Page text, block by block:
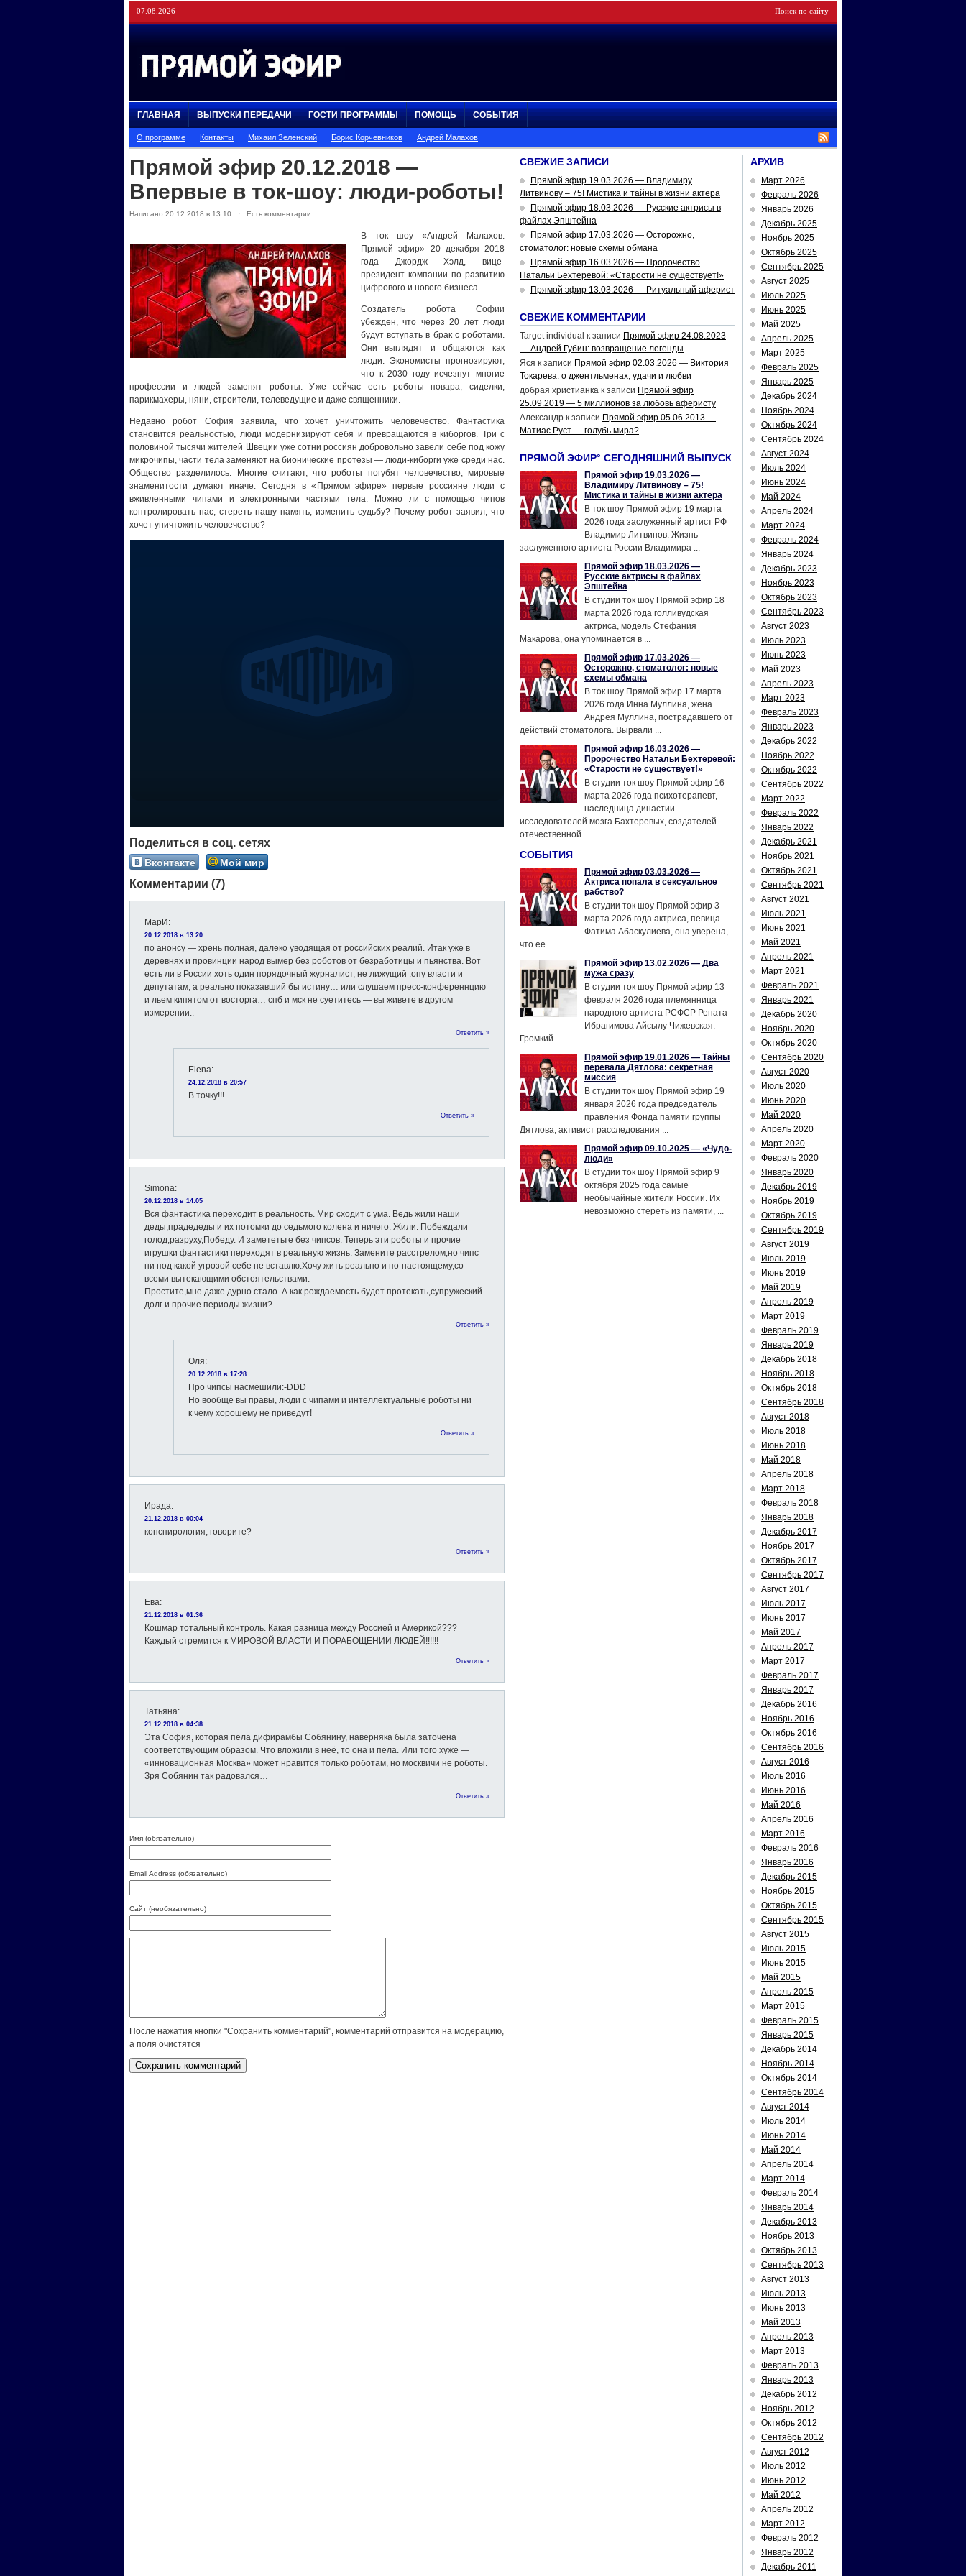
07.08.2026
ГЛАВНАЯ ВЫПУСКИ ПЕРЕДАЧИ ГОСТИ ПРОГРАММЫ ПОМОЩЬ СОБЫТИЯ
О программе Контакты Михаил Зеленский Борис Корчевников Андрей Малахов
Прямой эфир 20.12.2018 —
Впервые в ток-шоу: люди-роботы!
Написано 20.12.2018 в 13:10 · Есть комментарии
В ток шоу «Андрей Малахов.
Прямой эфир» 20 декабря 2018
года Джордж Хэлд, вице-
президент компании по развитию
цифрового и нового бизнеса.
Создатель робота Софии
убежден, что через 20 лет люди
будут вступать в брак с роботами.
Они выглядят и общаются как
люди. Экономисты прогнозируют,
что к 2030 году исчезнут многие
профессии и людей заменят роботы. Уже сейчас есть роботы повара, сиделки,
парикмахеры, няни, строители, телеведущие и даже священники.
Недавно робот София заявила, что хочет уничтожить человечество. Фантастика
становится реальностью, люди модернизируют себя и превращаются в киборгов. Три с
половиной тысячи жителей Швеции уже сотни россиян добровольно завели себе под кожу
микрочипы, части тела заменяют на бионические протезы — люди-киборги уже среди нас.
Общество разделилось. Многие считают, что роботы погубят человечество, мировые
знаменитости думают иначе. Сегодня в «Прямом эфире» первые россияне люди с
вживленными чипами и электронными частями тела. Можно ли с помощью чипов
контролировать нас, стереть нашу память, изменить судьбу? Почему робот заявил, что
хочет уничтожить человечество?
Поделиться в соц. сетях
Вконтакте Мой мир
Комментарии (7)
МарИ :
20.12.2018 в 13:20
по анонсу — хрень полная, далеко уводящая от российских реалий. Итак уже в
деревнях и провинции народ вымер без роботов от безработицы и пьянства. Вот
есть ли в России хоть один порядочный журналист, не лижущий .опу власти и
депутатам, а реально показавший бы истину… или слушаем пресс-конференнцию
и льем кипятом от восторга… спб и мск не суетитесь — вы живете в другом
измерении..
Ответить »
Elena:
24.12.2018 в 20:57
В точку!!!
Ответить »
Simona:
20.12.2018 в 14:05
Вся фантастика переходит в реальность. Мир сходит с ума. Ведь жили наши
деды,прадедеды и их потомки до седьмого колена и ничего. Жили. Побеждали
голод,разруху,Победу. И замететьте без чипсов. Теперь эти роботы и прочие
игрушки фантастики переходят в реальную жизнь. Замените расстрелом,но чипс
ни под какой угрозой себе не вставлю.Хочу жить реально и по-настоящему,со
всеми вытекающими обстоятельствами.
Простите,мне даже дурно стало. А как рождаемость будет протекать,супружеский
долг и прочие периоды жизни?
Ответить »
Оля:
20.12.2018 в 17:28
Про чипсы насмешили:-DDD
Но вообще вы правы, люди с чипами и интеллектуальные роботы ни
к чему хорошему не приведут!
Ответить »
Ирада:
21.12.2018 в 00:04
конспирология, говорите?
Ответить »
Ева:
21.12.2018 в 01:36
Кошмар тотальный контроль. Какая разница между Россией и Америкой???
Каждый стремится к МИРОВОЙ ВЛАСТИ И ПОРАБОЩЕНИИ ЛЮДЕЙ!!!!!!
Ответить »
Татьяна:
21.12.2018 в 04:38
Эта София, которая пела дифирамбы Собянину, наверняка была заточена
соответствующим образом. Что вложили в неё, то она и пела. Или того хуже —
«инновационная Москва» может нравится только роботам, но москвичи не роботы.
Зря Собянин так радовался…
Ответить »
Имя (обязательно)
Email Address (обязательно)
Сайт (необязательно)
После нажатия кнопки "Сохранить комментарий", комментарий отправится на модерацию,
а поля очистятся
СВЕЖИЕ ЗАПИСИ
Прямой эфир 19.03.2026 — Владимиру
Литвинову – 75! Мистика и тайны в жизни актера
Прямой эфир 18.03.2026 — Русские актрисы в
файлах Эпштейна
Прямой эфир 17.03.2026 — Осторожно,
стоматолог: новые схемы обмана
Прямой эфир 16.03.2026 — Пророчество
Натальи Бехтеревой: «Старости не существует!»
Прямой эфир 13.03.2026 — Ритуальный аферист
СВЕЖИЕ КОММЕНТАРИИ
Target individual к записи Прямой эфир 24.08.2023
— Андрей Губин: возвращение легенды
Яся к записи Прямой эфир 02.03.2026 — Виктория
Токарева: о джентльменах, удачи и любви
добрая христианка к записи Прямой эфир
25.09.2019 — 5 миллионов за любовь аферисту
Александр к записи Прямой эфир 05.06.2013 —
Матиас Руст — голубь мира?
ПРЯМОЙ ЭФИР° СЕГОДНЯШНИЙ ВЫПУСК
Прямой эфир 19.03.2026 —
Владимиру Литвинову – 75!
Мистика и тайны в жизни актера
В ток шоу Прямой эфир 19 марта
2026 года заслуженный артист РФ
Владимир Литвинов. Жизнь
заслуженного артиста России Владимира ...
Прямой эфир 18.03.2026 —
Русские актрисы в файлах
Эпштейна
В студии ток шоу Прямой эфир 18
марта 2026 года голливудская
актриса, модель Стефания
Макарова, она упоминается в ...
Прямой эфир 17.03.2026 —
Осторожно, стоматолог: новые
схемы обмана
В ток шоу Прямой эфир 17 марта
2026 года Инна Муллина, жена
Андрея Муллина, пострадавшего от
действий стоматолога. Вырвали ...
Прямой эфир 16.03.2026 —
Пророчество Натальи Бехтеревой:
«Старости не существует!»
В студии ток шоу Прямой эфир 16
марта 2026 года психотерапевт,
наследница династии
исследователей мозга Бахтеревых, создателей
отечественной ...
СОБЫТИЯ
Прямой эфир 03.03.2026 —
Актриса попала в сексуальное
рабство?
В студии ток шоу Прямой эфир 3
марта 2026 года актриса, певица
Фатима Абаскулиева, она уверена,
что ее ...
Прямой эфир 13.02.2026 — Два
мужа сразу
В студии ток шоу Прямой эфир 13
февраля 2026 года племянница
народного артиста РСФСР Рената
Ибрагимова Айсылу Чижевская.
Громкий ...
Прямой эфир 19.01.2026 — Тайны
перевала Дятлова: секретная
миссия
В студии ток шоу Прямой эфир 19
января 2026 года председатель
правления Фонда памяти группы
Дятлова, активист расследования ...
Прямой эфир 09.10.2025 — «Чудо-
люди»
В студии ток шоу Прямой эфир 9
октября 2025 года самые
необычайные жители России. Их
невозможно стереть из памяти, ...
АРХИВ
Март 2026
Февраль 2026
Январь 2026
Декабрь 2025
Ноябрь 2025
Октябрь 2025
Сентябрь 2025
Август 2025
Июль 2025
Июнь 2025
Май 2025
Апрель 2025
Март 2025
Февраль 2025
Январь 2025
Декабрь 2024
Ноябрь 2024
Октябрь 2024
Сентябрь 2024
Август 2024
Июль 2024
Июнь 2024
Май 2024
Апрель 2024
Март 2024
Февраль 2024
Январь 2024
Декабрь 2023
Ноябрь 2023
Октябрь 2023
Сентябрь 2023
Август 2023
Июль 2023
Июнь 2023
Май 2023
Апрель 2023
Март 2023
Февраль 2023
Январь 2023
Декабрь 2022
Ноябрь 2022
Октябрь 2022
Сентябрь 2022
Март 2022
Февраль 2022
Январь 2022
Декабрь 2021
Ноябрь 2021
Октябрь 2021
Сентябрь 2021
Август 2021
Июль 2021
Июнь 2021
Май 2021
Апрель 2021
Март 2021
Февраль 2021
Январь 2021
Декабрь 2020
Ноябрь 2020
Октябрь 2020
Сентябрь 2020
Август 2020
Июль 2020
Июнь 2020
Май 2020
Апрель 2020
Март 2020
Февраль 2020
Январь 2020
Декабрь 2019
Ноябрь 2019
Октябрь 2019
Сентябрь 2019
Август 2019
Июль 2019
Июнь 2019
Май 2019
Апрель 2019
Март 2019
Февраль 2019
Январь 2019
Декабрь 2018
Ноябрь 2018
Октябрь 2018
Сентябрь 2018
Август 2018
Июль 2018
Июнь 2018
Май 2018
Апрель 2018
Март 2018
Февраль 2018
Январь 2018
Декабрь 2017
Ноябрь 2017
Октябрь 2017
Сентябрь 2017
Август 2017
Июль 2017
Июнь 2017
Май 2017
Апрель 2017
Март 2017
Февраль 2017
Январь 2017
Декабрь 2016
Ноябрь 2016
Октябрь 2016
Сентябрь 2016
Август 2016
Июль 2016
Июнь 2016
Май 2016
Апрель 2016
Март 2016
Февраль 2016
Январь 2016
Декабрь 2015
Ноябрь 2015
Октябрь 2015
Сентябрь 2015
Август 2015
Июль 2015
Июнь 2015
Май 2015
Апрель 2015
Март 2015
Февраль 2015
Январь 2015
Декабрь 2014
Ноябрь 2014
Октябрь 2014
Сентябрь 2014
Август 2014
Июль 2014
Июнь 2014
Май 2014
Апрель 2014
Март 2014
Февраль 2014
Январь 2014
Декабрь 2013
Ноябрь 2013
Октябрь 2013
Сентябрь 2013
Август 2013
Июль 2013
Июнь 2013
Май 2013
Апрель 2013
Март 2013
Февраль 2013
Январь 2013
Декабрь 2012
Ноябрь 2012
Октябрь 2012
Сентябрь 2012
Август 2012
Июль 2012
Июнь 2012
Май 2012
Апрель 2012
Март 2012
Февраль 2012
Январь 2012
Декабрь 2011